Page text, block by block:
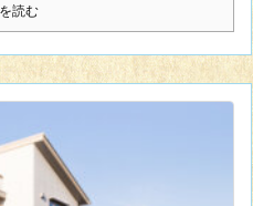
読む